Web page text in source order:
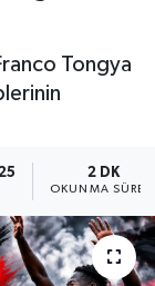
Tongya
2 DK
OKUNMA